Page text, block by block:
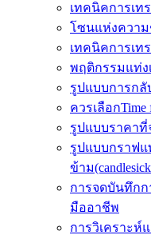
เทคนิคการเท
โซนแห่งความ
เทคนิคการเท
พฤติกรรมแท่ง
รูปแบบการกลั
ควรเลือก
รูปแบบราคาที่
รูปแบบกราฟ
ข้าม
การจดบันทึกก
มืออาชีพ
การวิเคราะห์